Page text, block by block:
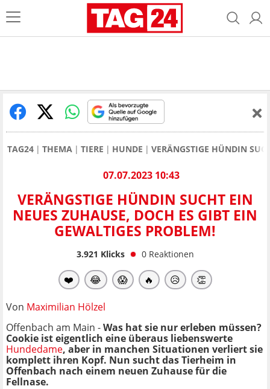
TAG24 THEMA TIERE HUNDE VERÄNGSTIGE HÜNDIN
07.07.2023 10:43
VERÄNGSTIGE HÜNDIN SUCHT EIN
NEUES ZUHAUSE, DOCH ES GIBT EIN
GEWALTIGES PROBLEM!
3.921 Klicks 0 Reaktionen
❤️ 😂 😱 🔥 😥 👏
Von Maximilian Hölzel
Offenbach am Main -Was hat sie nur erleben müssen?
Cookie ist eigentlich eine überaus liebenswerte
Hundedame, aber in manchen Situationen verliert sie
komplett ihren Kopf. Nun sucht das Tierheim in
Offenbach nach einem neuen Zuhause für die
Fellnase.